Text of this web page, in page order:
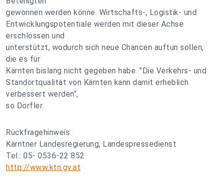
gewonnen werden könne. Wirtschafts-, Logistik- und
Entwicklungspotentiale werden mit dieser Achse
erschlossen und
unterstützt, wodurch sich neue Chancen auftun sollen,
die es für
Kärnten bislang nicht gegeben habe. "Die Verkehrs- und
Standortqualität von Kärnten kann damit erheblich
verbessert werden",
so Dörfler.
Rückfragehinweis:
Kärntner Landesregierung, Landespressedienst
Tel.: 05- 0536-22 852
http://www.ktn.gv.at